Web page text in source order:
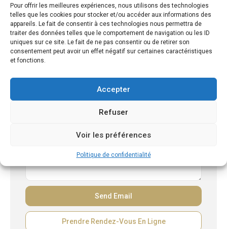
Pour offrir les meilleures expériences, nous utilisons des technologies
telles que les cookies pour stocker et/ou accéder aux informations des
appareils. Le fait de consentir à ces technologies nous permettra de
traiter des données telles que le comportement de navigation ou les ID
uniques sur ce site. Le fait de ne pas consentir ou de retirer son
consentement peut avoir un effet négatif sur certaines caractéristiques
et fonctions.
Accepter
Refuser
Voir les préférences
Politique de confidentialité
Prendre Rendez-Vous En Ligne